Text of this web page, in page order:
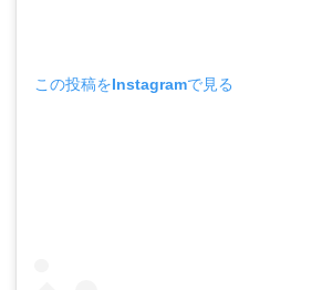
この投稿をInstagramで見る